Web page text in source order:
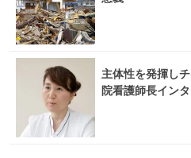
主体性を発揮し
院看護師長イン